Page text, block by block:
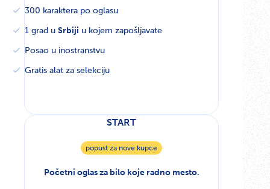
300 karaktera po oglasu
1 grad u Srbiji u kojem zapošljavate
Posao u inostranstvu
Gratis alat za selekciju
START
popust za nove kupce
Početni oglas za bilo koje radno mesto.